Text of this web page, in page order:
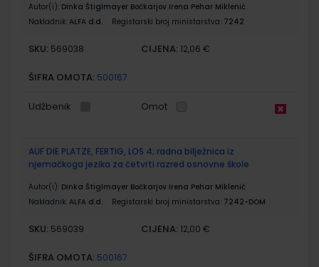
Autor(i): Dinka Štiglmayer Bočkarjov Irena Pehar Miklenić
Nakladnik: ALFA d.d. Registarski broj ministarstva: 7242
SKU: 569038 CIJENA: 12,06 €
ŠIFRA OMOTA: 500167
Udžbenik Omot
AUF DIE PLATZE, FERTIG, LOS 4; radna bilježnica iz
njemačkoga jezika za četvrti razred osnovne škole
Autor(i): Dinka Štiglmayer Bočkarjov Irena Pehar Miklenić
Nakladnik: ALFA d.d. Registarski broj ministarstva: 7242-DOM
SKU: 569039 CIJENA: 12,00 €
ŠIFRA OMOTA: 500167